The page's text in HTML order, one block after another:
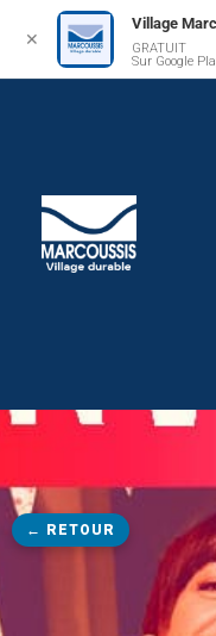
contenu
← RETOUR
✕
Village
GRATUIT
Sur Google